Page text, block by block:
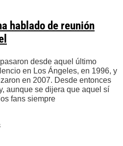
hablado de reunión
desde aquel último
en Los Ángeles, en 1996, y
en 2007. Desde entonces
aunque se dijera que aquel sí
fans siempre